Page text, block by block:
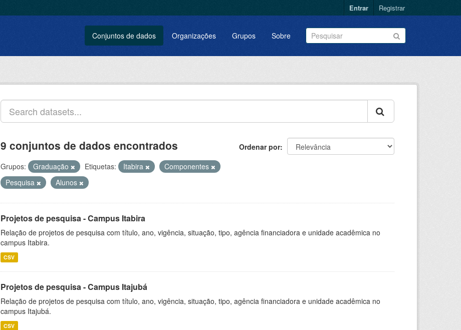
Entrar Registrar
Conjuntos de dados Organizações Grupos Sobre
Ordenar por
9 conjuntos de dados encontrados
Grupos: Graduação Etiquetas: Itabira
Componentes
Pesquisa
Alunos
Projetos de pesquisa - Campus Itabira
Relação de projetos de pesquisa com título, ano, vigência, situação, tipo, agência financiadora e unidade acadêmica no
campus Itabira.
CSV
Projetos de pesquisa - Campus Itajubá
Relação de projetos de pesquisa com título, ano, vigência, situação, tipo, agência financiadora e unidade acadêmica no
campus Itajubá.
CSV